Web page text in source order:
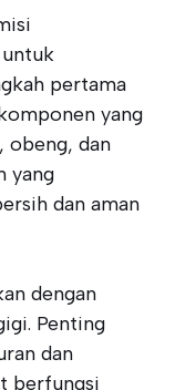
pertama
yang
obeng, dan
yang
dan aman
dengan
Penting
dan
berfungsi